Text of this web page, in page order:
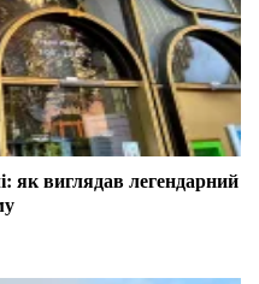
як виглядав легендарний